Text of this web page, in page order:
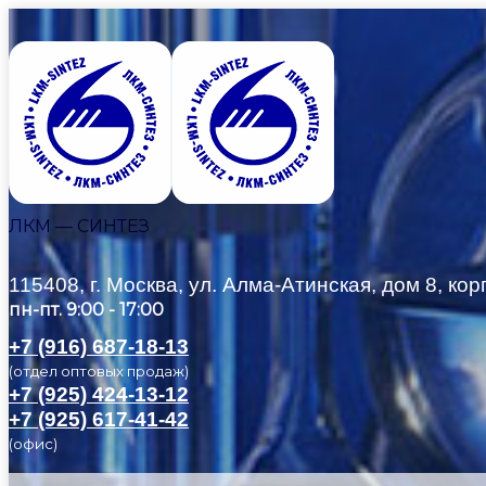
ЛКМ — СИНТЕЗ
115408, г. Москва, ул. Алма-Атинская, дом 8,
пн-пт. 9:00 - 17:00
+7 (916) 687-18-13
(отдел оптовых продаж)
+7 (925) 424-13-12
+7 (925) 617-41-42
(офис)